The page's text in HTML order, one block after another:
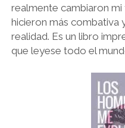
realmente cambiaron
hicieron más combativa
realidad. Es un libro
que leyese todo el